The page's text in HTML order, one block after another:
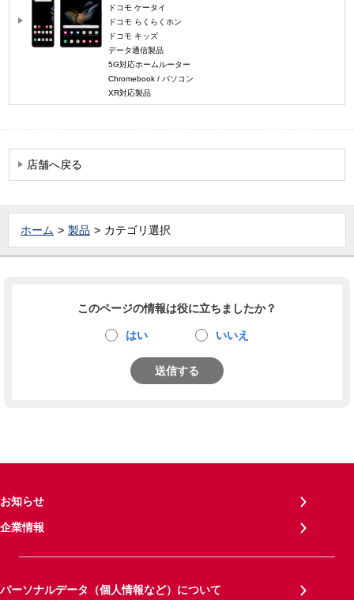
ドコモ ケータイ
ドコモ らくらくホン
ドコモ キッズ
データ通信製品
5G対応ホームルーター
Chromebook / パソコン
XR対応製品
店舗へ戻る
ホーム 製品 カテゴリ選択
このページの情報は役に立ちましたか？
はい いいえ
送信する
お知らせ
企業情報
パーソナルデータ（個人情報など）について